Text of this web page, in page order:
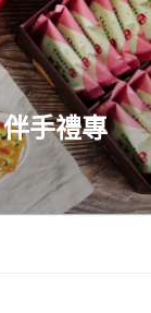
手禮專